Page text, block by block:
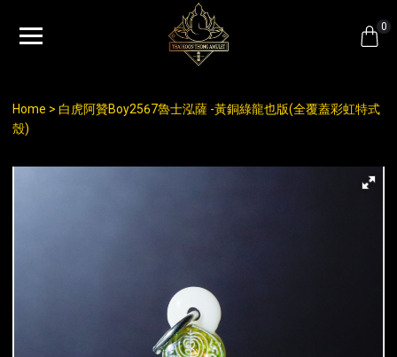
0
Home
白虎阿贊Boy2567魯士泓薩 -黃銅綠龍也版(全覆蓋彩虹特式
殼)